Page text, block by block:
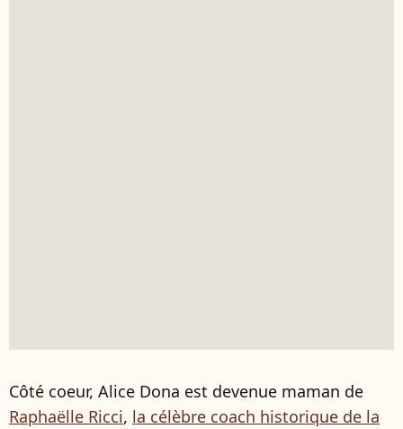
Côté coeur, Alice Dona est devenue maman de
Raphaëlle Ricci, la célèbre coach historique de la